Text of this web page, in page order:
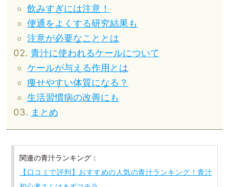
飲みすぎには注意！
便通をよくする研究結果も
注意が必要なこととは
青汁に使われるケールについて
ケールが与える作用とは
痩せやすい体質になる？
生活習慣病の改善にも
まとめ
関連の青汁ランキング：
【口コミで評判】おすすめの人気の青汁ランキング！青汁